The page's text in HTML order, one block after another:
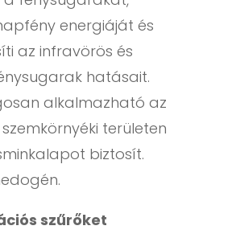
energiáját és
az infravörös és
hatásait.
alkalmazható az
területen
biztosít.
szűrőket